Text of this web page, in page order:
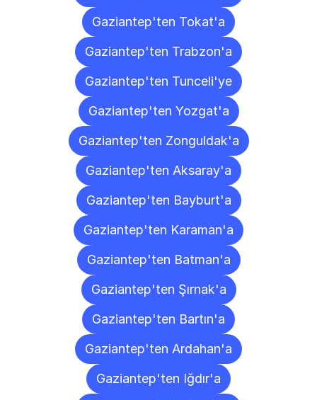
Gaziantep'ten Tokat'a
Gaziantep'ten Trabzon'a
Gaziantep'ten Tunceli'ye
Gaziantep'ten Yozgat'a
Gaziantep'ten Zonguldak'a
Gaziantep'ten Aksaray'a
Gaziantep'ten Bayburt'a
Gaziantep'ten Karaman'a
Gaziantep'ten Batman'a
Gaziantep'ten Şırnak'a
Gaziantep'ten Bartın'a
Gaziantep'ten Ardahan'a
Gaziantep'ten Iğdır'a